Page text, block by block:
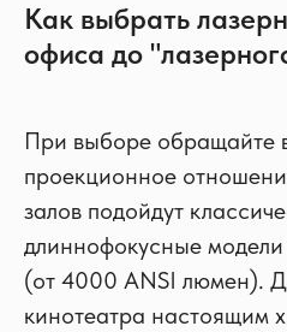
Как выбрать
офиса до
При выборе обращайте
проекционное
залов подойдут
длиннофокусные
(от 4000 ANSI люмен).
кинотеатра настоящим